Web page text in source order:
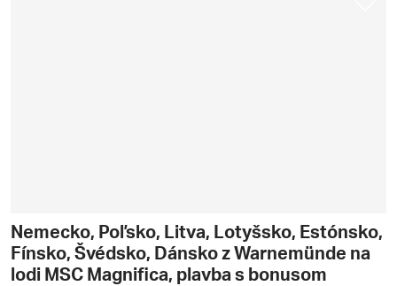
Nemecko, Poľsko, Litva, Lotyšsko, Estónsko,
Fínsko, Švédsko, Dánsko z Warnemünde na
lodi MSC Magnifica, plavba s bonusom